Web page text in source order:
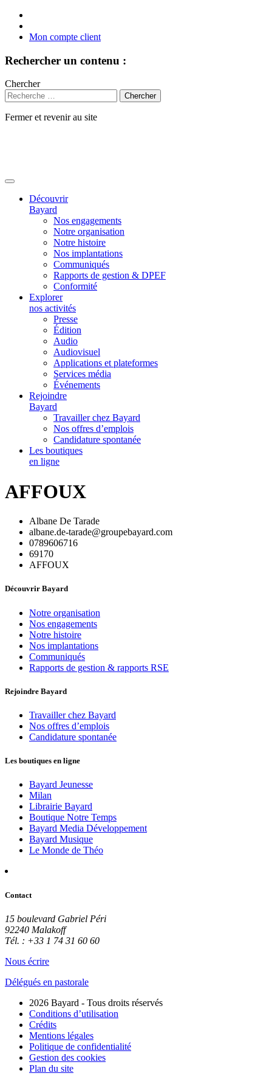
Mon compte client
Rechercher un contenu :
Chercher
Fermer et revenir au site
Découvrir
Bayard
Nos engagements
Notre organisation
Notre histoire
Nos implantations
Communiqués
Rapports de gestion & DPEF
Conformité
Explorer
nos activités
Presse
Édition
Audio
Audiovisuel
Applications et plateformes
Services média
Événements
Rejoindre
Bayard
Travailler chez Bayard
Nos offres d’emplois
Candidature spontanée
Les boutiques
en ligne
AFFOUX
Albane De Tarade
albane.de-tarade@groupebayard.com
0789606716
69170
AFFOUX
Découvrir Bayard
Notre organisation
Nos engagements
Notre histoire
Nos implantations
Communiqués
Rapports de gestion & rapports RSE
Rejoindre Bayard
Travailler chez Bayard
Nos offres d’emplois
Candidature spontanée
Les boutiques en ligne
Bayard Jeunesse
Milan
Librairie Bayard
Boutique Notre Temps
Bayard Media Développement
Bayard Musique
Le Monde de Théo
Contact
15 boulevard Gabriel Péri
92240 Malakoff
Tél. : +33 1 74 31 60 60
Nous écrire
Délégués en pastorale
2026 Bayard - Tous droits réservés
Conditions d’utilisation
Crédits
Mentions légales
Politique de confidentialité
Gestion des cookies
Plan du site